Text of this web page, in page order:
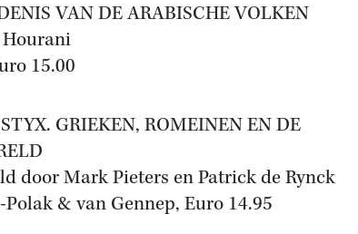
VAN DE ARABISCHE VOLKEN
15.00
GRIEKEN, ROMEINEN EN DE
door Mark Pieters en Patrick de Rynck
& van Gennep, Euro 14.95